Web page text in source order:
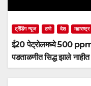
ट्रेंडिंग न्यूज ठाणे देश महाराष्ट्र
ई20 पेट्रोलमध्ये 500 ppm
पडताळणीत सिद्ध झाले नाहीत